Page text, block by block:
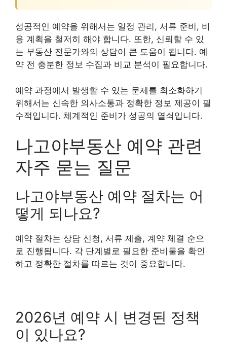
성공적인 예약을 위해서는 일정 관리, 서류 준비, 비
용 계획을 철저히 해야 합니다. 또한, 신뢰할 수 있
는 부동산 전문가와의 상담이 큰 도움이 됩니다. 예
약 전 충분한 정보 수집과 비교 분석이 필요합니다.
예약 과정에서 발생할 수 있는 문제를 최소화하기
위해서는 신속한 의사소통과 정확한 정보 제공이 필
수적입니다. 체계적인 준비가 성공의 열쇠입니다.
나고야부동산 예약 관련
자주 묻는 질문
나고야부동산 예약 절차는 어
떻게 되나요?
예약 절차는 상담 신청, 서류 제출, 계약 체결 순으
로 진행됩니다. 각 단계별로 필요한 준비물을 확인
하고 정확한 절차를 따르는 것이 중요합니다.
2026년 예약 시 변경된 정책
이 있나요?